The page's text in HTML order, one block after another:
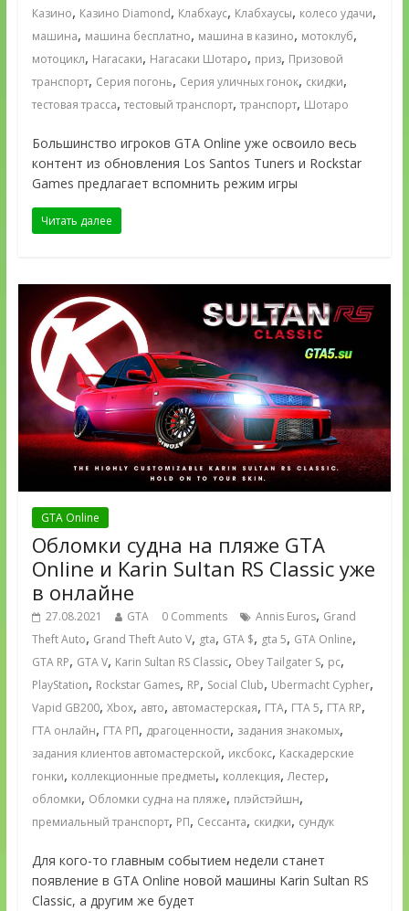
Казино, Казино Diamond, Клабхаус, Клабхаусы, колесо удачи,
машина, машина бесплатно, машина в казино, мотоклуб,
мотоцикл, Нагасаки, Нагасаки Шотаро, приз, Призовой
транспорт, Серия погонь, Серия уличных гонок, скидки,
тестовая трасса, тестовый транспорт, транспорт, Шотаро
Большинство игроков GTA Online уже освоило весь
контент из обновления Los Santos Tuners и Rockstar
Games предлагает вспомнить режим игры
Читать далее
GTA Online
Обломки судна на пляже GTA
Online и Karin Sultan RS Classic уже
в онлайне
27.08.2021 GTA 0 Comments Annis Euros, Grand
Theft Auto, Grand Theft Auto V, gta, GTA $, gta 5, GTA Online,
GTA RP, GTA V, Karin Sultan RS Classic, Obey Tailgater S, pc,
PlayStation, Rockstar Games, RP, Social Club, Ubermacht Cypher,
Vapid GB200, Xbox, авто, автомастерская, ГТА, ГТА 5, ГТА RP,
ГТА онлайн, ГТА РП, драгоценности, задания знакомых,
задания клиентов автомастерской, иксбокс, Каскадерские
гонки, коллекционные предметы, коллекция,Лестер,
обломки, Обломки судна на пляже, плэйстэйшн,
премиальный транспорт, РП, Сессанта, скидки, сундук
Для кого-то главным событием недели станет
появление в GTA Online новой машины Karin Sultan RS
Classic, а другим же будет